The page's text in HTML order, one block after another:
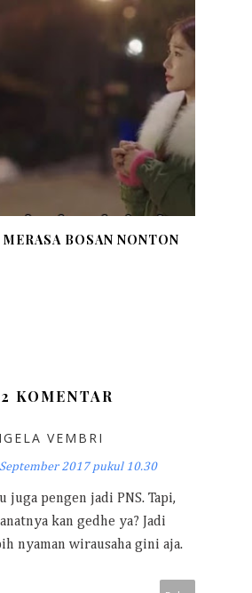
BOSAN NONTON
KOMENTAR
VEMBRI
2017 pukul 10.30
juga pengen jadi PNS. Tapi,
kan gedhe ya? Jadi
nyaman wirausaha gini aja.